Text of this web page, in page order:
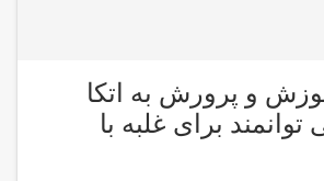
و پرورش به اتکا
توانمند برای غلبه با